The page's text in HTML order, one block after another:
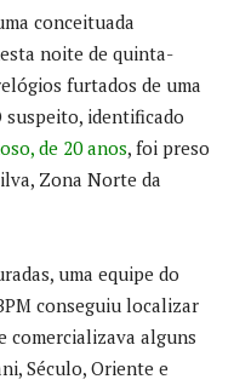
conceituada
noite de quinta-
furtados de uma
identificado
de 20 anos, foi preso
Zona Norte da
uma equipe do
conseguiu localizar
comercializava alguns
Século, Oriente e